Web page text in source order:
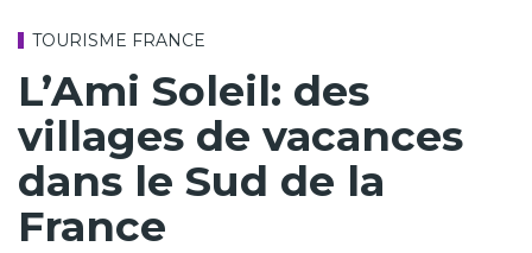
TOURISME FRANCE
L’Ami Soleil: des
villages de vacances
dans le Sud de la
France